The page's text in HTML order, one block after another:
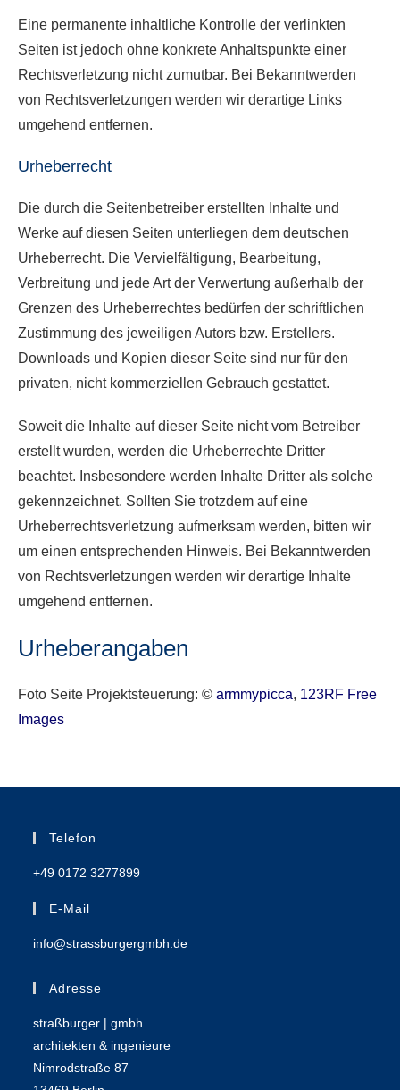
Eine permanente inhaltliche Kontrolle der verlinkten
Seiten ist jedoch ohne konkrete Anhaltspunkte einer
Rechtsverletzung nicht zumutbar. Bei Bekanntwerden
von Rechtsverletzungen werden wir derartige Links
umgehend entfernen.
Urheberrecht
Die durch die Seitenbetreiber erstellten Inhalte und
Werke auf diesen Seiten unterliegen dem deutschen
Urheberrecht. Die Vervielfältigung, Bearbeitung,
Verbreitung und jede Art der Verwertung außerhalb der
Grenzen des Urheberrechtes bedürfen der schriftlichen
Zustimmung des jeweiligen Autors bzw. Erstellers.
Downloads und Kopien dieser Seite sind nur für den
privaten, nicht kommerziellen Gebrauch gestattet.
Soweit die Inhalte auf dieser Seite nicht vom Betreiber
erstellt wurden, werden die Urheberrechte Dritter
beachtet. Insbesondere werden Inhalte Dritter als solche
gekennzeichnet. Sollten Sie trotzdem auf eine
Urheberrechtsverletzung aufmerksam werden, bitten wir
um einen entsprechenden Hinweis. Bei Bekanntwerden
von Rechtsverletzungen werden wir derartige Inhalte
umgehend entfernen.
Urheberangaben
Foto Seite Projektsteuerung: © armmypicca, 123RF Free
Images
Telefon
+49 0172 3277899
E-Mail
info@strassburgergmbh.de
Adresse
straßburger | gmbh
architekten & ingenieure
Nimrodstraße 87